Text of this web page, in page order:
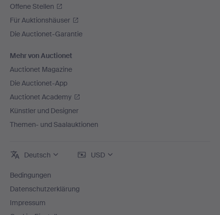
Offene Stellen
Für Auktionshäuser
Die Auctionet-Garantie
Mehr von Auctionet
Auctionet Magazine
Die Auctionet-App
Auctionet Academy
Künstler und Designer
Themen- und Saalauktionen
Deutsch USD
Bedingungen
Datenschutzerklärung
Impressum